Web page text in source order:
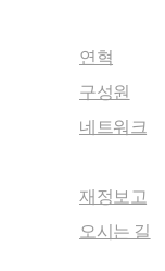
연혁
구성원
네트워크
재정보고
오시는 길